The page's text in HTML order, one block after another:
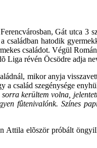
Gát utca
családban hatodik
családot. Végül
Liga révén Öcsödre adja
mikor anyja
a család szegénysége
kerültem volna,
fûtenivalónk. Színes
Attila elõször próbált